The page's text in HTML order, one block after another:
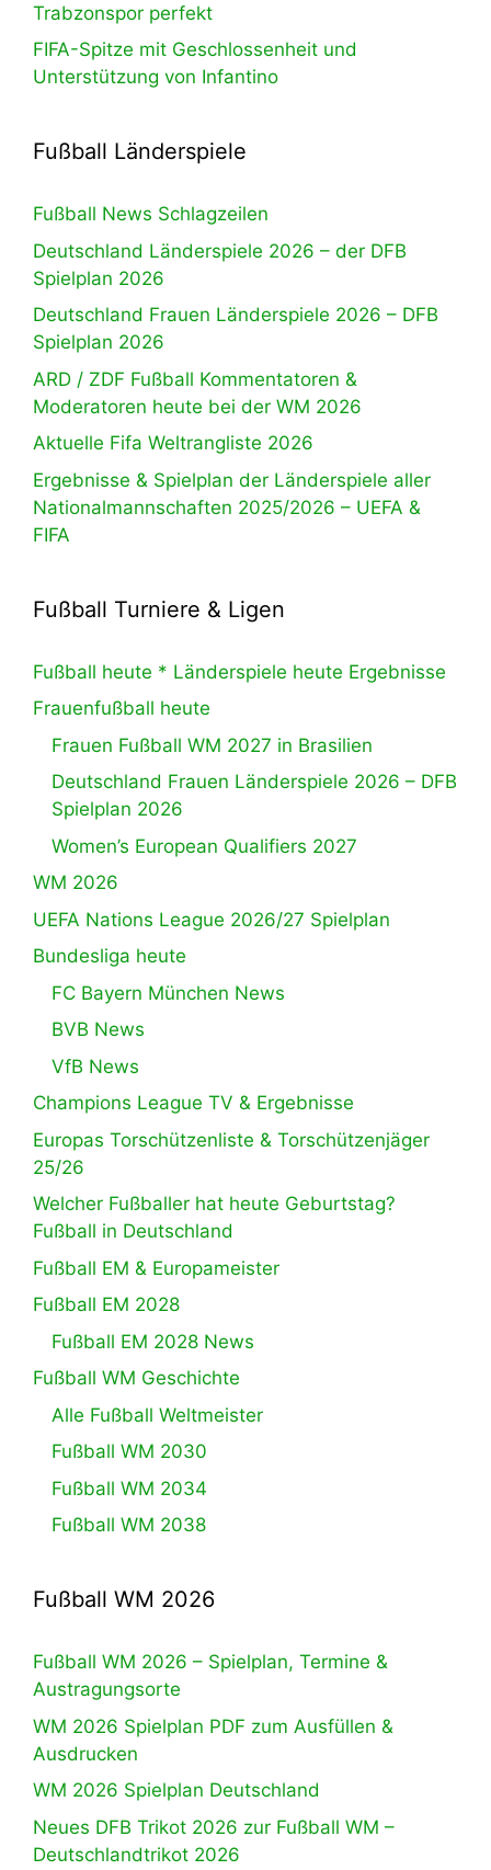
Trabzonspor perfekt
FIFA-Spitze mit Geschlossenheit und
Unterstützung von Infantino
Fußball Länderspiele
Fußball News Schlagzeilen
Deutschland Länderspiele 2026 – der DFB
Spielplan 2026
Deutschland Frauen Länderspiele 2026 – DFB
Spielplan 2026
ARD / ZDF Fußball Kommentatoren &
Moderatoren heute bei der WM 2026
Aktuelle Fifa Weltrangliste 2026
Ergebnisse & Spielplan der Länderspiele aller
Nationalmannschaften 2025/2026 – UEFA &
FIFA
Fußball Turniere & Ligen
Fußball heute * Länderspiele heute Ergebnisse
Frauenfußball heute
Frauen Fußball WM 2027 in Brasilien
Deutschland Frauen Länderspiele 2026 – DFB
Spielplan 2026
Women’s European Qualifiers 2027
WM 2026
UEFA Nations League 2026/27 Spielplan
Bundesliga heute
FC Bayern München News
BVB News
VfB News
Champions League TV & Ergebnisse
Europas Torschützenliste & Torschützenjäger
25/26
Welcher Fußballer hat heute Geburtstag?
Fußball in Deutschland
Fußball EM & Europameister
Fußball EM 2028
Fußball EM 2028 News
Fußball WM Geschichte
Alle Fußball Weltmeister
Fußball WM 2030
Fußball WM 2034
Fußball WM 2038
Fußball WM 2026
Fußball WM 2026 – Spielplan, Termine &
Austragungsorte
WM 2026 Spielplan PDF zum Ausfüllen &
Ausdrucken
WM 2026 Spielplan Deutschland
Neues DFB Trikot 2026 zur Fußball WM –
Deutschlandtrikot 2026